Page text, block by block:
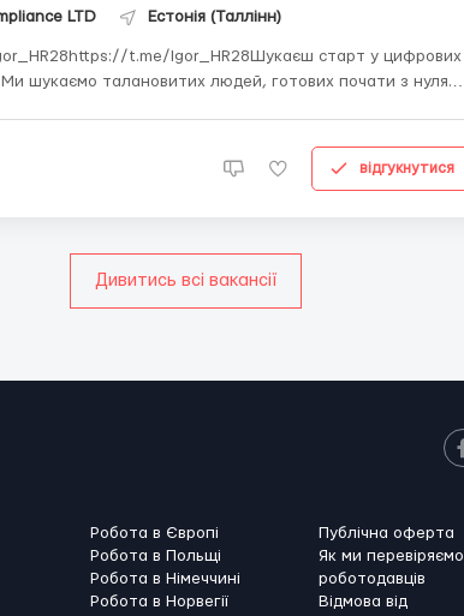
LTD Естонія (Таллінн)
t.me/Igor_HR28Шукаєш старт у цифрових
шукаємо талановитих людей, готових почати з нуля.
Проведення скринінгу кандид...
відгукнутися
Дивитись всі вакансії
Робота в Європі
Робота в Польщі
Робота в Німеччині
Робота в Норвегії
Публічна оферта
Як ми перевіряємо
роботодавців
Відмова від